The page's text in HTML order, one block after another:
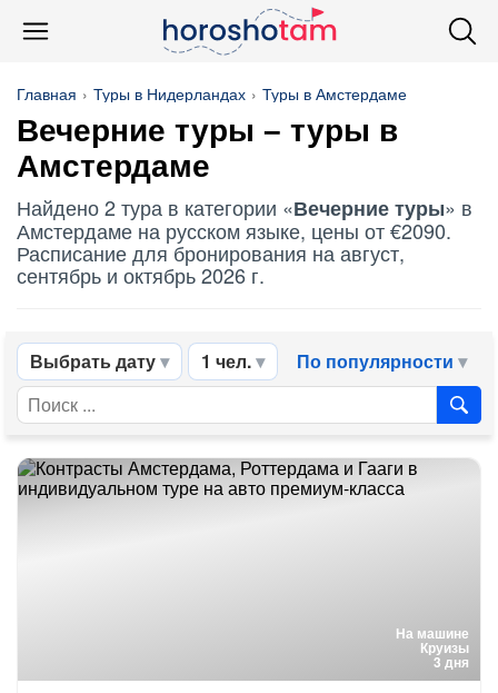
Главная Туры в Нидерландах Туры в Амстердаме
Вечерние туры – туры в
Амстердаме
Найдено 2 тура в категории «Вечерние туры» в
Амстердаме на русском языке, цены от €2090.
Расписание для бронирования на август,
сентябрь и октябрь 2026 г.
Выбрать дату 1 чел. По популярности
На машине
Круизы
3 дня